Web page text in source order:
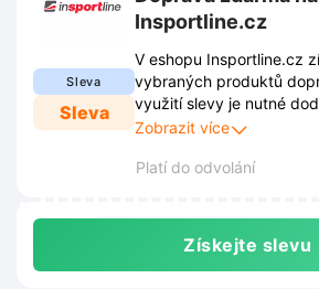
Sleva
Sleva
Insportline.cz
V eshopu Insportline.cz
vybraných produktů
využití slevy je nutné
stanovené obchodem.
a mohou se průběžně
Zobrazit více
Platí do odvolání
Získejte slevu